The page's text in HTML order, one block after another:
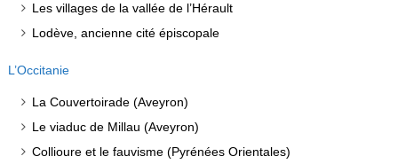
Les villages de la vallée de l’Hérault
Lodève, ancienne cité épiscopale
L’Occitanie
La Couvertoirade (Aveyron)
Le viaduc de Millau (Aveyron)
Collioure et le fauvisme (Pyrénées Orientales)